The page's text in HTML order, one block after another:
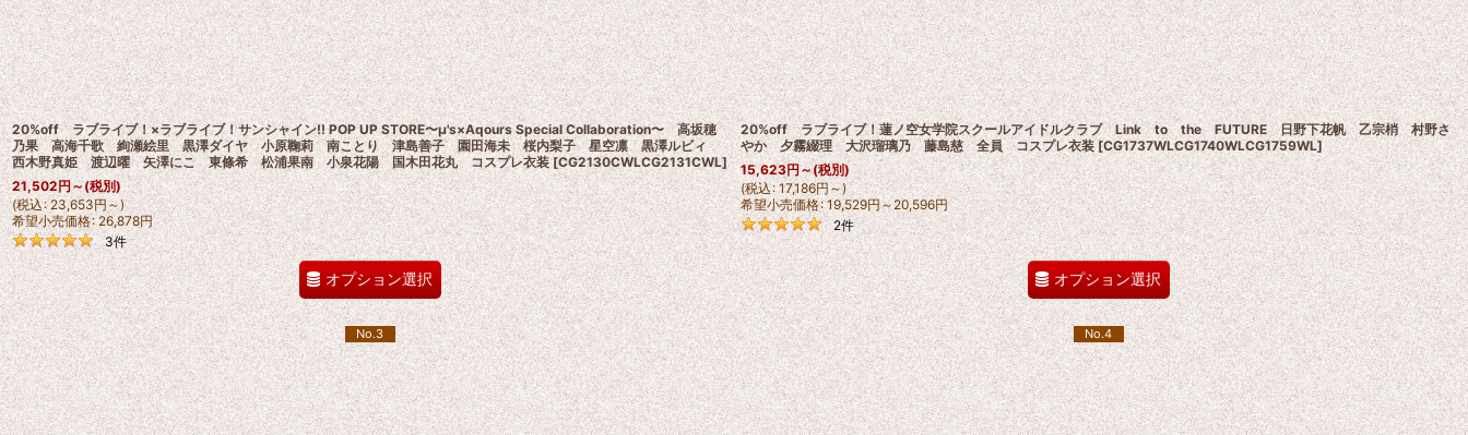
20%off ラブライブ！×ラブライブ！サンシャイン!! POP UP STORE〜μ's×Aqours Special Collaboration〜 高坂穂
乃果 高海千歌 絢瀬絵里 黒澤ダイヤ 小原鞠莉 南ことり 津島善子 園田海未 桜内梨子 星空凛 黒澤ルビィ
西木野真姫 渡辺曜 矢澤にこ 東條希 松浦果南 小泉花陽 国木田花丸 コスプレ衣装 [CG2130CWLCG2131CWL]
21,502円～(税別)
(税込: 23,653円～)
希望小売価格: 26,878円
3件
オプション選択
20%off ラブライブ！蓮ノ空女学院スクールアイドルクラブ Link to the FUTURE 日野下花帆 乙宗梢 村野さ
やか 夕霧綴理 大沢瑠璃乃 藤島慈 全員 コスプレ衣装 [CG1737WLCG1740WLCG1759WL]
15,623円～(税別)
(税込 : 17,186円～)
希望小売価格: 19,529円～20,596円
2件
オプション選択
No.3 No.4